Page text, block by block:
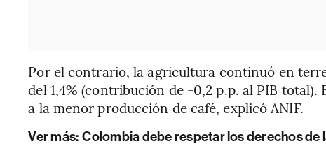
Por el contrario, la agricultura continuó en
del 1,4% (contribución de -0,2 p.p. al PIB total).
a la menor producción de café, explicó ANIF.
Ver más: Colombia debe respetar los derechos de